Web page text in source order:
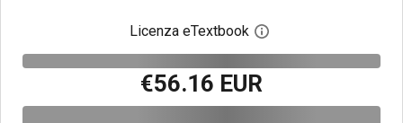
Licenza eTextbook Apri la finestra di
€56.16 EUR